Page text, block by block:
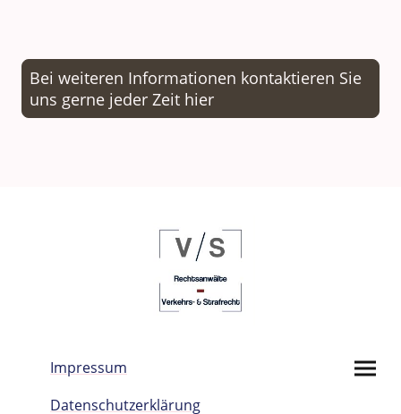
Bei weiteren Informationen kontaktieren Sie
uns gerne jeder Zeit hier
Impressum
Datenschutzerklärung